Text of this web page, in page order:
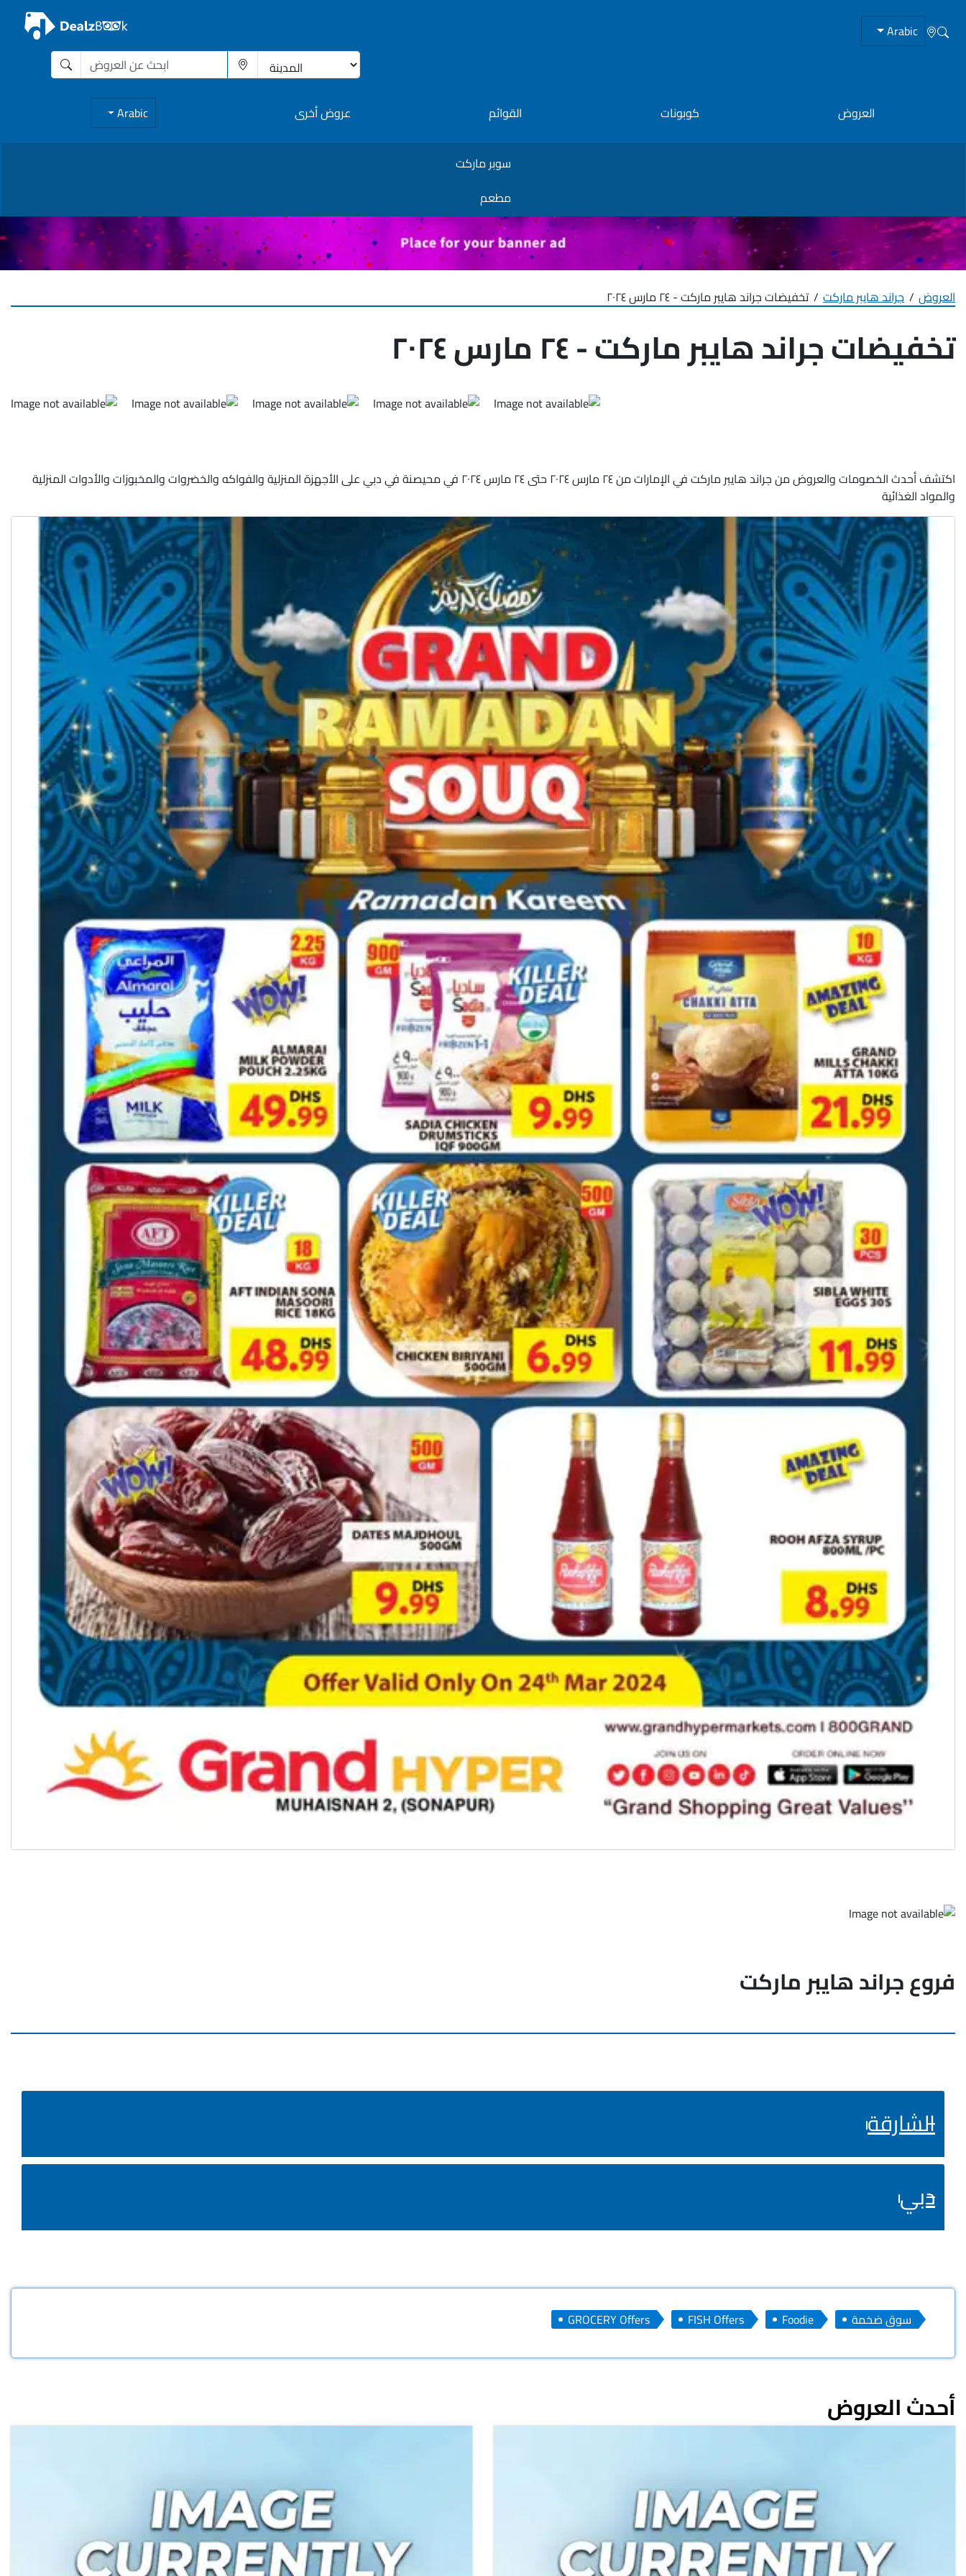
Arabic
العروض كوبونات القوائم عروض أخرى Arabic
سوبر ماركت
مطعم
العروض جراند هايبر ماركت تخفيضات جراند هايبر ماركت - ٢٤ مارس ٢٠٢٤
تخفيضات جراند هايبر ماركت - ٢٤ مارس ٢٠٢٤
اكتشف أحدث الخصومات والعروض من جراند هايبر ماركت في الإمارات من ٢٤ مارس ٢٠٢٤ حتى ٢٤ مارس ٢٠٢٤ في محيصنة في دبي على الأجهزة المنزلية والفواكه والخضروات والمخبوزات والأدوات المنزلية
والمواد الغذائية
فروع جراند هايبر ماركت
الشارقة
دبي
سوق ضخمة Foodie
FISH Offers
GROCERY Offers
أحدث العروض